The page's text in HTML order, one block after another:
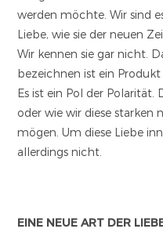
werden möchte. Wir sind
Liebe, wie sie der neuen
Wir kennen sie gar nicht.
bezeichnen ist ein
Es ist ein Pol der Polarität.
oder wie wir diese starken
mögen. Um diese Liebe
allerdings nicht.
EINE NEUE ART DER